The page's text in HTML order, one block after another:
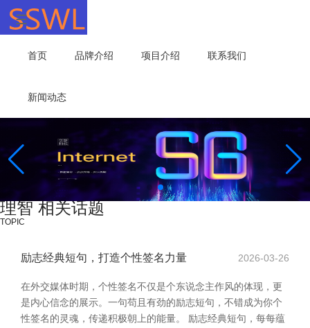
首页 品牌介绍 项目介绍 联系我们
新闻动态
理智 相关话题
TOPIC
励志经典短句，打造个性签名力量 2026-03-26
在外交媒体时期，个性签名不仅是个东说念主作风的体现，更
是内心信念的展示。一句苟且有劲的励志短句，不错成为你个
性签名的灵魂，传递积极朝上的能量。 励志经典短句，每每蕴